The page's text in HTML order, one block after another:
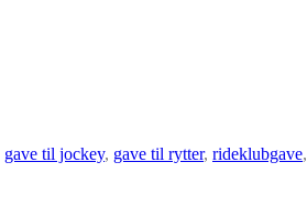
gave til jockey, gave til rytter, rideklubgave,